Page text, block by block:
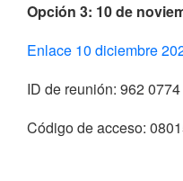
Opción 3: 10 de
Enlace 10 diciembre
ID de reunión: 962
Código de acceso: